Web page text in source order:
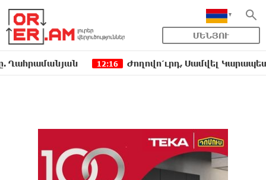
ՄԵՆՅՈՒ
12:16 Ժողովո՛ւրդ, Սամվել Կարապետյանի,